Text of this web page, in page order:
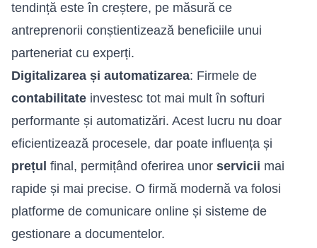
tendință este în creștere, pe măsură ce
antreprenorii conștientizează beneficiile unui
parteneriat cu experți.
Digitalizarea și automatizarea: Firmele de
contabilitate investesc tot mai mult în softuri
performante și automatizări. Acest lucru nu doar
eficientizează procesele, dar poate influența și
prețul final, permițând oferirea unor servicii mai
rapide și mai precise. O firmă modernă va folosi
platforme de comunicare online și sisteme de
gestionare a documentelor.